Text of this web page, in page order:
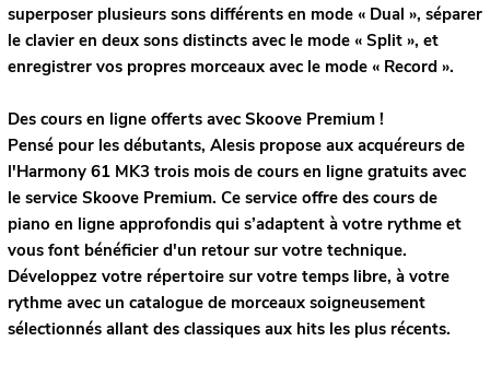
superposer plusieurs sons différents en mode « Dual », séparer
le clavier en deux sons distincts avec le mode « Split », et
enregistrer vos propres morceaux avec le mode « Record ».
Des cours en ligne offerts avec Skoove Premium !
Pensé pour les débutants, Alesis propose aux acquéreurs de
l'Harmony 61 MK3 trois mois de cours en ligne gratuits avec
le service Skoove Premium. Ce service offre des cours de
piano en ligne approfondis qui s’adaptent à votre rythme et
vous font bénéficier d'un retour sur votre technique.
Développez votre répertoire sur votre temps libre, à votre
rythme avec un catalogue de morceaux soigneusement
sélectionnés allant des classiques aux hits les plus récents.